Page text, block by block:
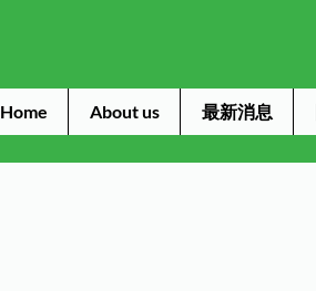
Home About us 最新消息